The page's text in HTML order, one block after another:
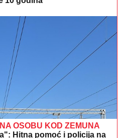
OSOBU KOD ZEMUNA
Hitna pomoć i policija na
RADANOVIĆ DOBIJA
PORUKENakon
Nikolić proživljava horor,
"Patetični ste"
SHVATILA DA DOLAZI
NAM JE TRAŽILA"Pevačica
borila sa karcinomom,